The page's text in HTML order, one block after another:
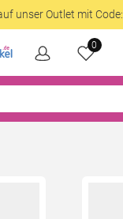
unser Outlet mit Code:
0